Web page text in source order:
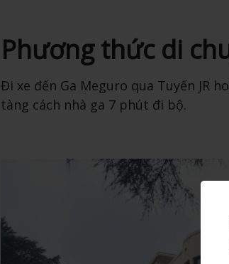
Phương thức di
Đi xe đến Ga Meguro qua Tuyến JR
tàng cách nhà ga 7 phút đi bộ.